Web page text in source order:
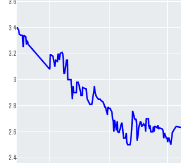
2.4
2.6
2.8
3
3.2
3.4